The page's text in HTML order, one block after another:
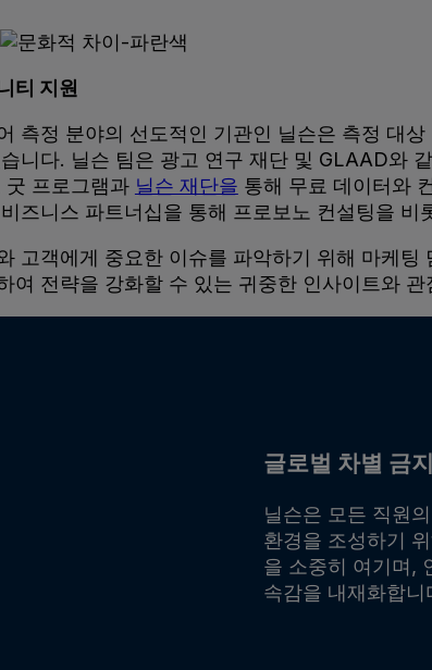
티 지원
측정 분야의 선도적인 기관인 닐슨은 측정 대
니다. 닐슨 팀은 광고 연구 재단 및 GLAAD와
굿 프로그램과 닐슨 재단을 통해 무료 데이터와
즈니스 파트너십을 통해 프로보노 컨설팅을 비
고객에게 중요한 이슈를 파악하기 위해 마케
여 전략을 강화할 수 있는 귀중한 인사이트와
글로벌 차별 금
닐슨은 모든 직원
환경을 조성하기
을 소중히 여기며,
속감을 내재화합니